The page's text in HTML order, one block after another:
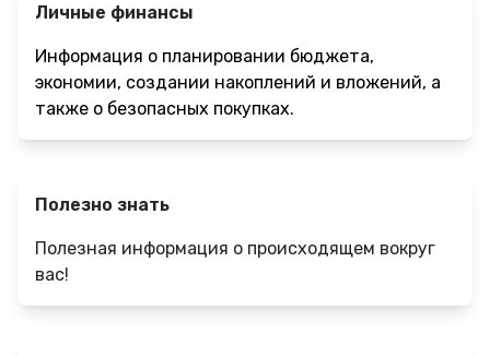
Личные финансы
Информация о планировании бюджета,
экономии, создании накоплений и вложений, а
также о безопасных покупках.
Полезно знать
Полезная информация о происходящем вокруг
вас!